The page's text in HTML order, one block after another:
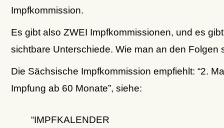
Impfkommission.
Es gibt also ZWEI Impfkommissionen, und es
sichtbare Unterschiede. Wie man an den Folgen
Die Sächsische Impfkommission empfiehlt: “2.
Impfung ab 60 Monate”, siehe:
“IMPFKALENDER